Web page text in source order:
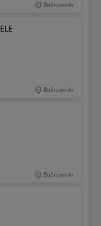
Bobrowniki
Bobrowniki
Bobrowniki